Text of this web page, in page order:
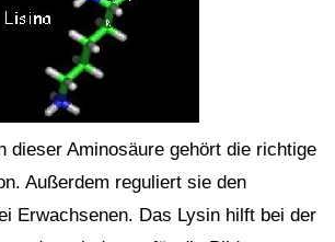
dieser Aminosäure gehört die richtige
Außerdem reguliert sie den
Erwachsenen. Das Lysin hilft bei der